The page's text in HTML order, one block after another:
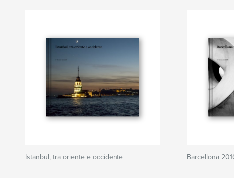
Istanbul, tra oriente e occidente Barcellona